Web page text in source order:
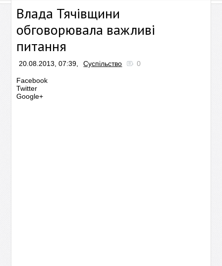
Влада Тячівщини
обговорювала важливі
питання
20.08.2013, 07:39, Суспільство 0
Facebook
Twitter
Google+